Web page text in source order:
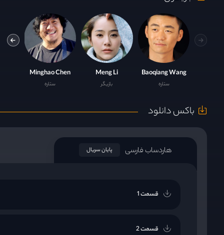
Baoqiang Wang
ستاره
Meng Li
بازیگر
Minghao Chen
ستاره
باکس دانلود
هاردساب فارسی پایان سریال
قسمت 1
قسمت 2